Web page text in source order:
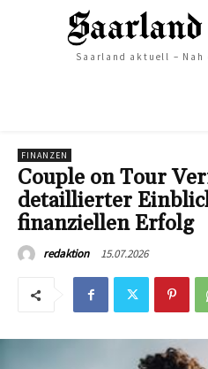
Saarland aktuell –
FINANZEN
Couple on Tour
detaillierter
finanziellen Erfolg
redaktion 15.07.2026